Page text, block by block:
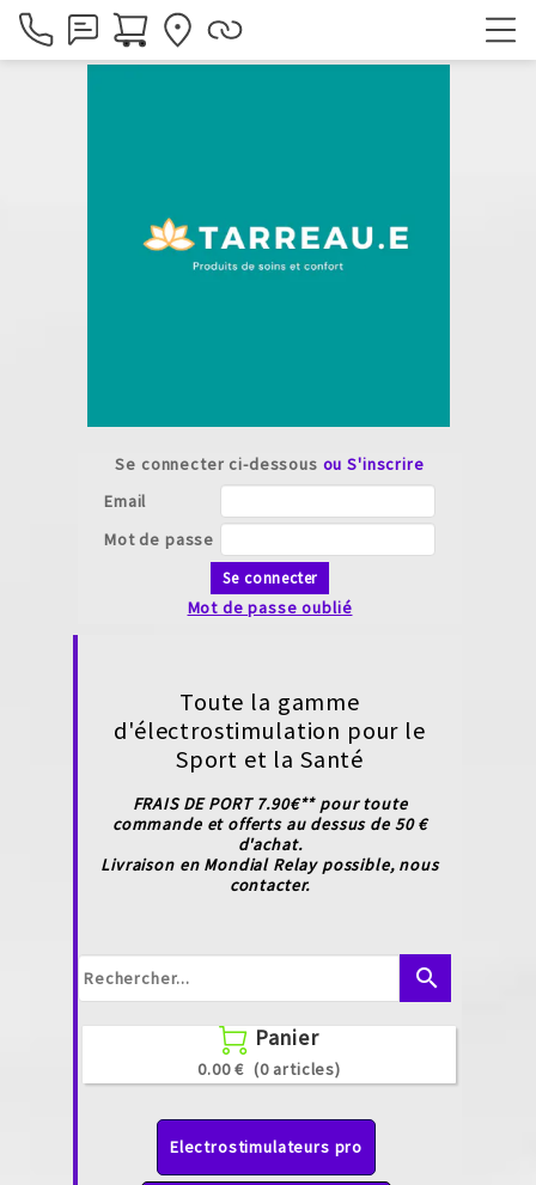
Se connecter ci-dessous ou S'inscrire
Email
Mot de passe
Se connecter
Mot de passe oublié
Toute la gamme
d'électrostimulation pour le
Sport et la Santé
FRAIS DE PORT 7.90€** pour toute
commande et offerts au dessus de 50 €
d'achat.
Livraison en Mondial Relay possible, nous
contacter.
search
 Panier
0.00 € (0 articles)
Electrostimulateurs pro